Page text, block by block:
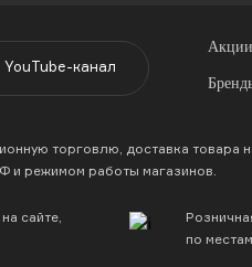
канал
Акции
торговлю, доставка товара
и режимом работы магазинов.
сайте,
по